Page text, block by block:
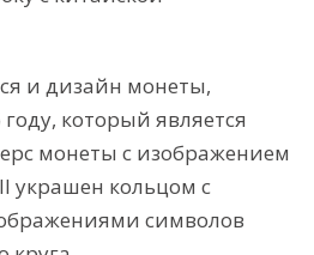
и дизайн монеты,
который является
монеты с изображением
украшен кольцом с
символов